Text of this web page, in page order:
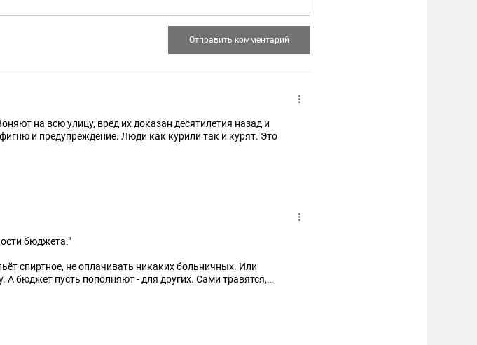
на всю улицу, вред их доказан десятилетия назад и
и предупреждение. Люди как курили так и курят. Это
бюджета."
спиртное, не оплачивать никаких больничных. Или
А бюджет пусть пополняют - для других. Сами травятся,